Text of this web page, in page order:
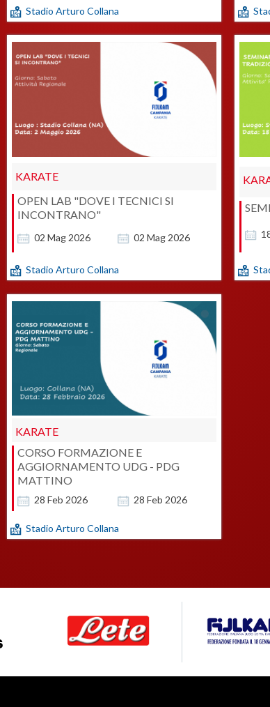
Stadio Arturo Collana
KARATE
02 Mag 2026 02 Mag 2026
OPEN LAB "DOVE I TECNICI SI
INCONTRANO"
Stadio Arturo Collana
KARATE
28 Feb 2026 28 Feb 2026
CORSO FORMAZIONE E
AGGIORNAMENTO UDG - PDG
MATTINO
Stadio Arturo Collana